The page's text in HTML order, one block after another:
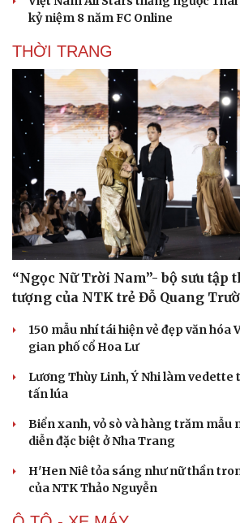
Văn hóa
Sân khấu - Điện ảnh
Văn học
Âm nhạc
Di sản
Giải trí
Nghệ sĩ
Thời
Sao Việt
Cup với mũi đinh ba HOK-PUBG-
Chia tay World Cup, Cristiano
eSports World Cup 2026 tại Paris
Việt Nam giành vé trực tiếp vào
of Legends tại ENC 2026
DJ Snake cùng dàn sao đình đám
World Cup 2026 tại Paris
Việt Nam All Stars thắng ngược
kỷ niệm 8 năm FC Online
THỜI TRANG
“Ngọc Nữ Trời Nam”- bộ sưu tập
tượng của NTK trẻ Đỗ Quang
150 mẫu nhí tái hiện vẻ đẹp văn hóa